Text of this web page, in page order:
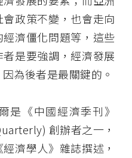
政策不變，也會走向
濟僵化問題等，這些
是要強調，經濟發展
為後者是最關鍵的。
是《中國經濟季刊》
創辦者之一，
濟學人》雜誌撰述，